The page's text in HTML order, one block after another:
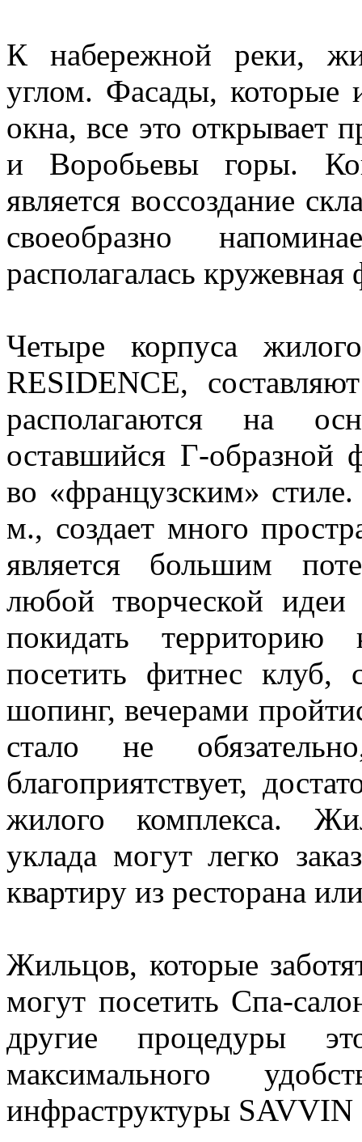
К набережной реки,
углом. Фасады, которые
окна, все это открывает
и Воробьевы горы.
является воссоздание
своеобразно
располагалась
Четыре корпуса
RESIDENCE,
располагаются на
оставшийся Г-
во «французским»
м., создает много
является большим
любой творческой
покидать
посетить фитнес клуб,
шопинг, вечерами
стало не
благоприятствует,
жилого комплекса.
уклада могут легко
квартиру из ресторана
Жильцов, которые
могут посетить Спа-
другие процедуры
максимального
инфраструктуры